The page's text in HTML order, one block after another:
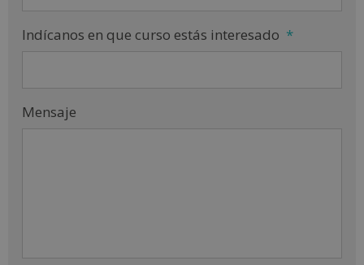
Indícanos en que curso estás interesado *
Mensaje